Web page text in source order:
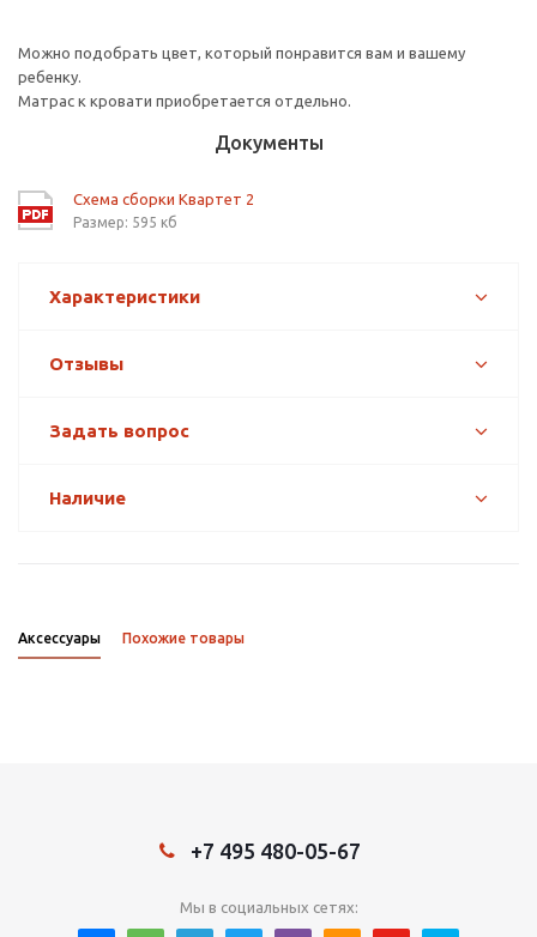
Можно подобрать цвет, который понравится вам и вашему
ребенку.
Матрас к кровати приобретается отдельно.
Документы
Схема сборки Квартет 2
Размер: 595 кб
Характеристики
Отзывы
Задать вопрос
Наличие
Аксессуары Похожие товары
+7 495 480-05-67
Мы в социальных сетях: